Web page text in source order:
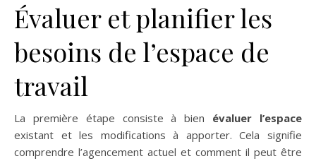
Évaluer et planifier les
besoins de l’espace de
travail
La première étape consiste à bien évaluer l’espace
existant et les modifications à apporter. Cela signifie
comprendre l’agencement actuel et comment il peut être